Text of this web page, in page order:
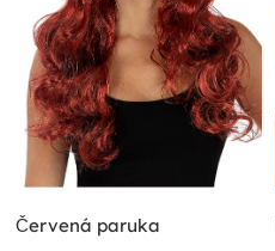
Červená paruka